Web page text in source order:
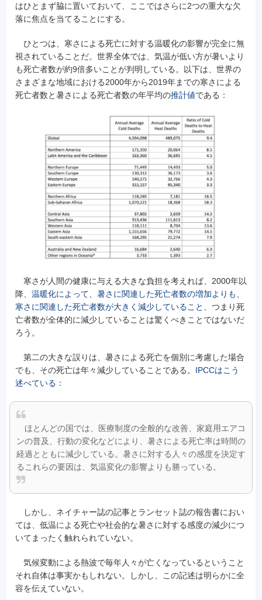
はひとまず脇に置いておいて、ここではさらに2つの重大な欠
落に焦点を当てることにする。
ひとつは、寒さによる死亡に対する温暖化の影響が完全に無
視されていることだ。世界全体では、気温が低い方が暑いより
も死亡者数が約9倍多いことが判明している。以下は、世界の
さまざまな地域における2000年から2019年までの寒さによる
死亡者数と暑さによる死亡者数の年平均の推計値である：
寒さが人間の健康に与える大きな負担を考えれば、2000年以
降、 温暖化によって、暑さに関連した死亡者数の増加よりも、
寒さに関連した死亡者数が大きく減少していること
、つまり死
亡者数が全体的に減少していることは驚くべきことではないだ
ろう。
第二の大きな誤りは、暑さによる死亡を個別に考慮した場合
でも、その死亡は年々減少していることである。 IPCCはこう
述べている ：
ほとんどの国では、医療制度の全般的な改善、家庭用エアコ
ンの普及、行動の変化などにより、暑さによる死亡率は時間の
経過とともに減少している。暑さに対する人々の感度を決定す
るこれらの要因は、気温変化の影響よりも勝っている。
しかし、ネイチャー誌の記事とランセット誌の報告書におい
ては、低温による死亡や社会的な暑さに対する感度の減少につ
いてまったく触れられていない。
気候変動による熱波で毎年人々が亡くなっているということ
それ自体は事実かもしれない。しかし、この記述は明らかに全
容を伝えていない。